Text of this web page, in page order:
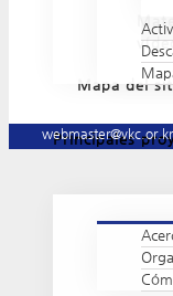
Principales
Mapa del
webmaster@vkc.or.kr